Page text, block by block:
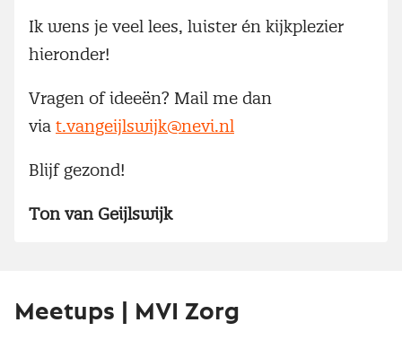
Ik wens je veel lees, luister én kijkplezier
hieronder!
Vragen of ideeën? Mail me dan
via t.vangeijlswijk@nevi.nl
Blijf gezond!
Ton van Geijlswijk
Meetups | MVI Zorg